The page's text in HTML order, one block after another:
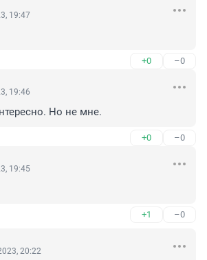
19:47
+0 –0
19:46
Но не мне.
+0 –0
19:45
+1 –0
20:22